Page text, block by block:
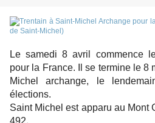
Le samedi 8 avril commence
pour la France. Il se termine le 8
Michel archange, le
élections.
Saint Michel est apparu au Mont